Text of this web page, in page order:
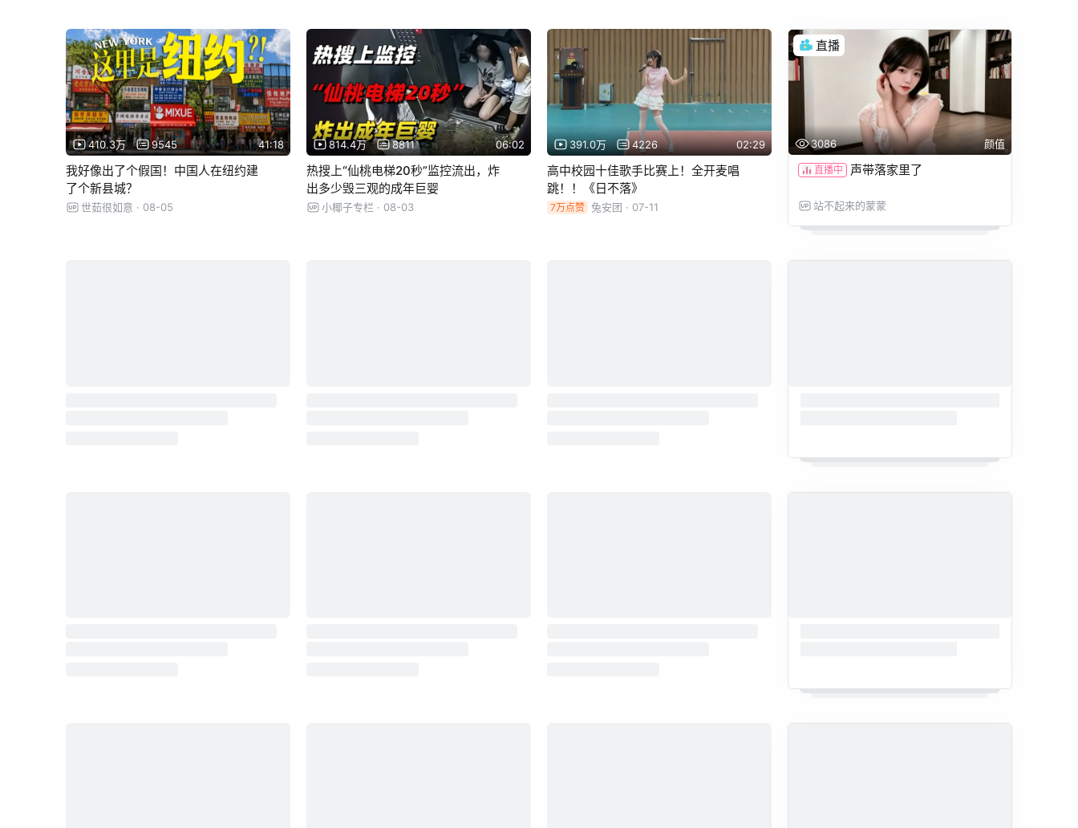
410.3万 9545 41:18
我好像出了个假国！中国人在纽约建
了个新县城？
世茹很如意 · 08-05
814.4万 8811 06:02
热搜上“仙桃电梯20秒”监控流出，炸
出多少毁三观的成年巨婴
小椰子专栏 · 08-03
391.0万 4226 02:29
高中校园十佳歌手比赛上！全开麦唱
跳！！《日不落》
7万点赞 兔安团 · 07-11
直播
3086 颜值
直播中 声带落家里了
站不起来的蒙蒙